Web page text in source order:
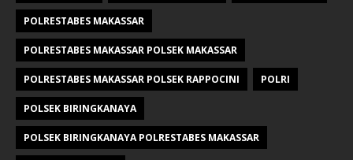
POLRESTABES MAKASSAR
POLRESTABES MAKASSAR POLSEK MAKASSAR
POLRESTABES MAKASSAR POLSEK RAPPOCINI POLRI
POLSEK BIRINGKANAYA
POLSEK BIRINGKANAYA POLRESTABES MAKASSAR